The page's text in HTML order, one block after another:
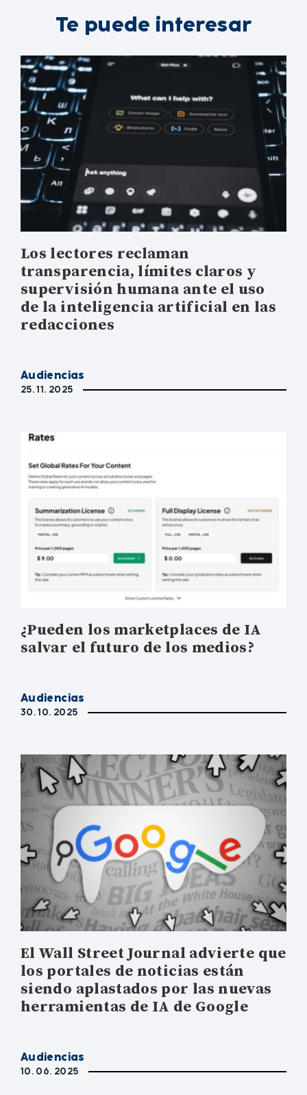
Te puede interesar
Los lectores reclaman
transparencia, límites claros y
supervisión humana ante el uso
de la inteligencia artificial en las
redacciones
Audiencias
25. 11. 2025
¿Pueden los marketplaces de IA
salvar el futuro de los medios?
Audiencias
30. 10. 2025
El Wall Street Journal advierte que
los portales de noticias están
siendo aplastados por las nuevas
herramientas de IA de Google
Audiencias
10. 06. 2025